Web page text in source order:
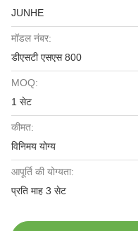
JUNHE
मॉडल नंबर:
डीएसटी एसएस 800
MOQ:
1 सेट
कीमत:
विनिमय योग्य
आपूर्ति की योग्यता:
प्रति माह 3 सेट